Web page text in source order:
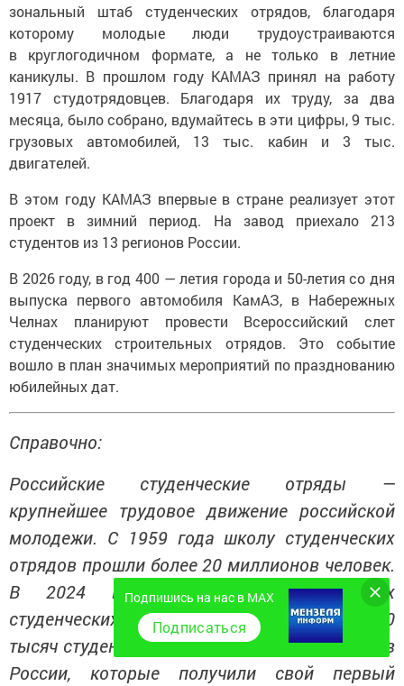
зональный штаб студенческих отрядов, благодаря
которому молодые люди трудоустраиваются
в круглогодичном формате, а не только в летние
каникулы. В прошлом году КАМАЗ принял на работу
1917 студотрядовцев. Благодаря их труду, за два
месяца, было собрано, вдумайтесь в эти цифры, 9 тыс.
грузовых автомобилей, 13 тыс. кабин и 3 тыс.
двигателей.
В этом году КАМАЗ впервые в стране реализует этот
проект в зимний период. На завод приехало 213
студентов из 13 регионов России.
В 2026 году, в год 400 — летия города и 50-летия со дня
выпуска первого автомобиля КамАЗ, в Набережных
Челнах планируют провести Всероссийский слет
студенческих строительных отрядов. Это событие
вошло в план значимых мероприятий по празднованию
юбилейных дат.
Справочно:
Российские студенческие отряды —
крупнейшее трудовое движение российской
молодежи. С 1959 года школу студенческих
отрядов прошли более 20 миллионов человек.
В 2024 году в составе Российских
студенческих отрядов трудились более 400
тысяч студентов и школьников из 85 регионов
России, которые получили свой первый
Подпишись на нас в MAX
Подписаться